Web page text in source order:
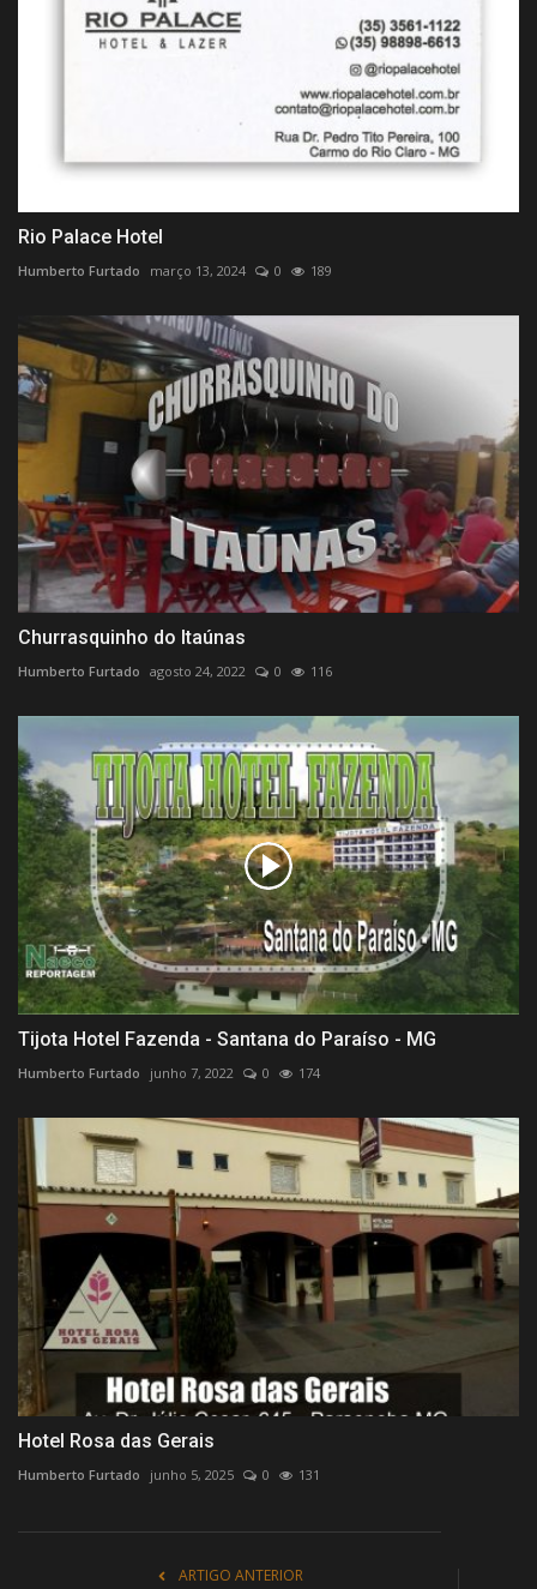
Rio Palace Hotel
Humberto Furtado março 13, 2024 0 189
Churrasquinho do Itaúnas
Humberto Furtado agosto 24, 2022 0 116
Tijota Hotel Fazenda - Santana do Paraíso - MG
Humberto Furtado junho 7, 2022 0 174
Hotel Rosa das Gerais
Humberto Furtado junho 5, 2025 0 131
ARTIGO ANTERIOR